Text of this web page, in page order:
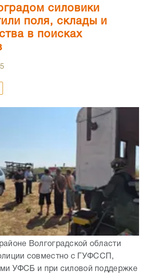
силовики
поля, склады и
в поисках
Волгоградской области
совместно с ГУФССП,
УФСБ и при силовой поддержке